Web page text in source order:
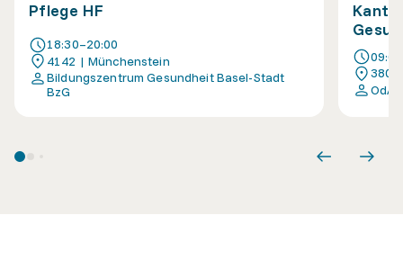
Pflege HF
18:30–20:00
4142 | Münchenstein
Bildungszentrum Gesundheit Basel-Stadt
BzG
OdA